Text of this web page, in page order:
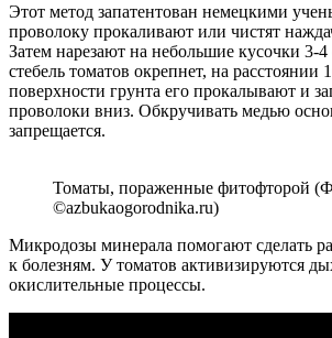
Этот метод запатентован немецкими
проволоку прокаливают или чистят
Затем нарезают на небольшие кусочки 3-
стебель томатов окрепнет, на расстоянии
поверхности грунта его прокалывают и
проволоки вниз. Обкручивать медью
запрещается.
Томаты, пораженные фитофторой
©azbukaogorodnika.ru)
Микродозы минерала помогают сделать
к болезням. У томатов активизируются
окислительные процессы.